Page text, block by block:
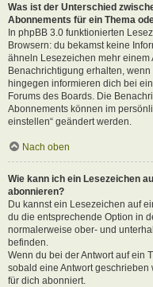
Was ist der Unterschied
Abonnements für ein Thema
In phpBB 3.0 funktionierten
Browsern: du bekamst keine
ähneln Lesezeichen mehr einem
Benachrichtigung erhalten,
hingegen informieren dich bei
Forums des Boards. Die
Abonnements können im
einstellen“ geändert werden.
Nach oben
Wie kann ich ein Lesezeichen
abonnieren?
Du kannst ein Lesezeichen auf
du die entsprechende Option in
normalerweise ober- und
befinden.
Wenn du bei der Antwort auf ein
sobald eine Antwort geschrieben
für dich abonniert.